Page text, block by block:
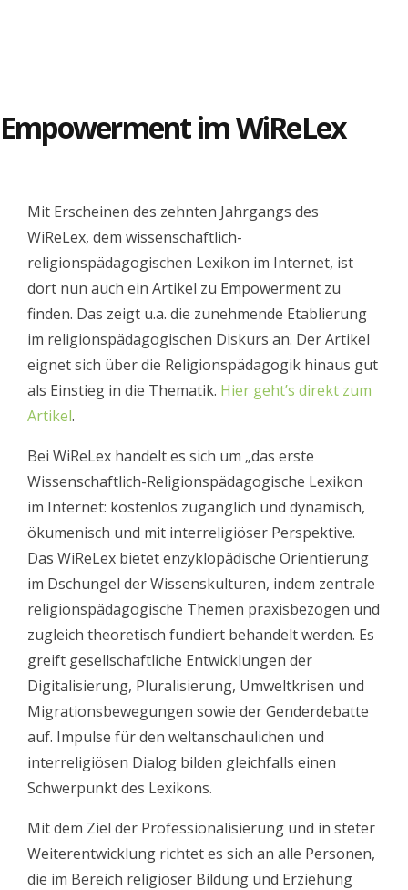
Empowerment im WiReLex
Mit Erscheinen des zehnten Jahrgangs des
WiReLex, dem wissenschaftlich-
religionspädagogischen Lexikon im Internet, ist
dort nun auch ein Artikel zu Empowerment zu
finden. Das zeigt u.a. die zunehmende Etablierung
im religionspädagogischen Diskurs an. Der Artikel
eignet sich über die Religionspädagogik hinaus gut
als Einstieg in die Thematik. Hier geht’s direkt zum
Artikel.
Bei WiReLex handelt es sich um „das erste
Wissenschaftlich-Religionspädagogische Lexikon
im Internet: kostenlos zugänglich und dynamisch,
ökumenisch und mit interreligiöser Perspektive.
Das WiReLex bietet enzyklopädische Orientierung
im Dschungel der Wissenskulturen, indem zentrale
religionspädagogische Themen praxisbezogen und
zugleich theoretisch fundiert behandelt werden. Es
greift gesellschaftliche Entwicklungen der
Digitalisierung, Pluralisierung, Umweltkrisen und
Migrationsbewegungen sowie der Genderdebatte
auf. Impulse für den weltanschaulichen und
interreligiösen Dialog bilden gleichfalls einen
Schwerpunkt des Lexikons.
Mit dem Ziel der Professionalisierung und in steter
Weiterentwicklung richtet es sich an alle Personen,
die im Bereich religiöser Bildung und Erziehung